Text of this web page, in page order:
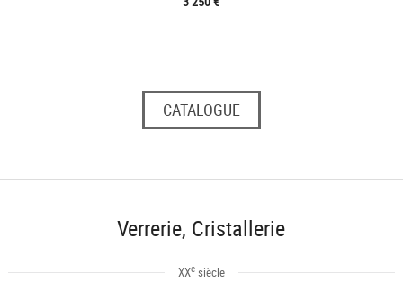
CATALOGUE
Verrerie, Cristallerie
XXesiècle